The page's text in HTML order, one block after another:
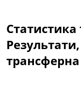
Україна.
Україна.
Ліга
Статистика
трансферна